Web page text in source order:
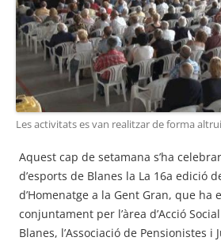
Les activitats es van realitzar de forma
Aquest cap de setamana s’ha
d’esports de Blanes la La 16a edició
d’Homenatge a la Gent Gran, que ha
conjuntament per l’àrea d’Acció
Blanes, l’Associació de Pensionistes i